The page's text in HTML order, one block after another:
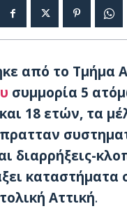
από το Τμήμα
συμμορία 5
18 ετών, τα
διαρρήξεις-
καταστήματα
Αττική.